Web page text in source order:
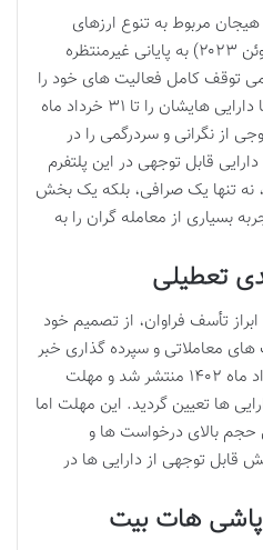
مربوط به تنوع ارزهای
دیجیتال، در خرداد ماه ۱۴۰۲ (ژوئن ۲۰۲۳) به پایانی غیرمنتظره
توقف کامل فعالیت های خود را
اعلام کرد و از کاربران خواست تا دارایی هایشان را تا ۳۱ خرداد ماه
از نگرانی و سردرگمی را در
دارایی قابل توجهی در این پلتفرم
نه تنها یک صرافی، بلکه یک بخش
بسیاری از معامله گران را به
تعطیلی
تأسف فراوان، از تصمیم خود
های معاملاتی و سپرده گذاری خبر
داد. این اعلامیه در تاریخ ۱ خرداد ماه ۱۴۰۲ منتشر شد و مهلت
ها تعیین گردید. این مهلت اما
حجم بالای درخواست ها و
قابل توجهی از دارایی ها در
هات بیت